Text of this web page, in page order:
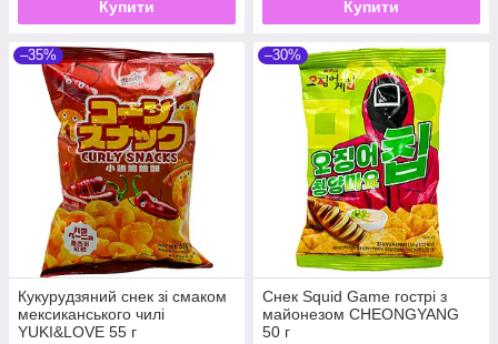
Купити Купити
–35%
Кукурудзяний снек зі смаком
мексиканського чилі
YUKI&LOVE 55 г
–30%
Снек Squid Game гострі з
майонезом CHEONGYANG
50 г